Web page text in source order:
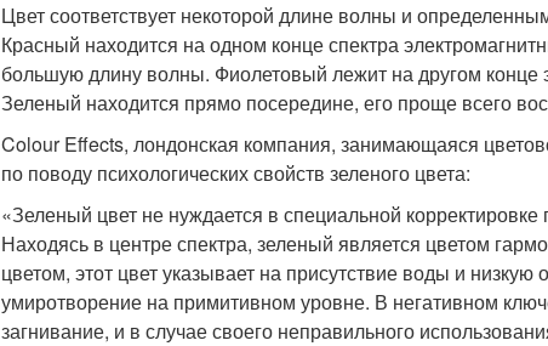
Цвет соответствует некоторой длине волны и
Красный находится на одном конце спектра
большую длину волны. Фиолетовый лежит на другом конце
Зеленый находится прямо посередине, его проще всего
Colour Effects, лондонская компания, занимающаяся
по поводу психологических свойств зеленого цвета:
«Зеленый цвет не нуждается в специальной
Находясь в центре спектра, зеленый является цветом
цветом, этот цвет указывает на присутствие воды и
умиротворение на примитивном уровне. В негативном
загнивание, и в случае своего неправильного